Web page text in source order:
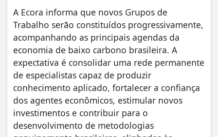
A Ecora informa que novos Grupos de
Trabalho serão constituídos progressivamente,
acompanhando as principais agendas da
economia de baixo carbono brasileira. A
expectativa é consolidar uma rede permanente
de especialistas capaz de produzir
conhecimento aplicado, fortalecer a confiança
dos agentes econômicos, estimular novos
investimentos e contribuir para o
desenvolvimento de metodologias